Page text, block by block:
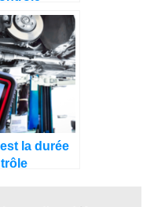
: est-ce
possible ?
la durée